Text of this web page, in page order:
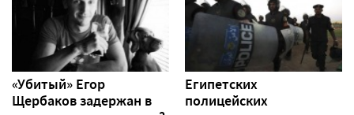
«Убитый» Егор
Щербаков задержан в
Египетских
полицейских